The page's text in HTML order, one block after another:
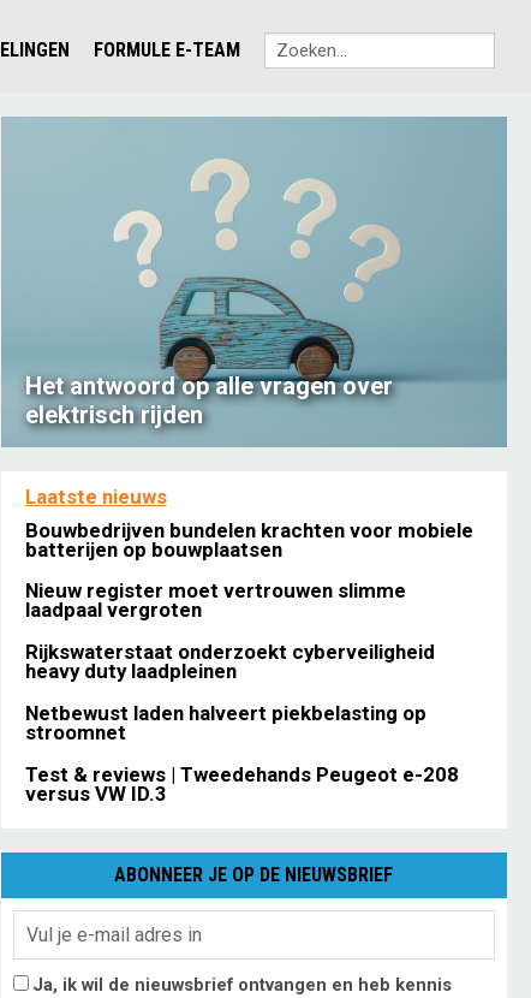
FORMULE E-TEAM
Het antwoord op alle vragen over
elektrisch rijden
Laatste nieuws
Bouwbedrijven bundelen krachten voor mobiele
batterijen op bouwplaatsen
Nieuw register moet vertrouwen slimme
laadpaal vergroten
Rijkswaterstaat onderzoekt cyberveiligheid
heavy duty laadpleinen
Netbewust laden halveert piekbelasting op
stroomnet
Test & reviews | Tweedehands Peugeot e-208
versus VW ID.3
ABONNEER JE OP DE NIEUWSBRIEF
Ja, ik wil de nieuwsbrief ontvangen en heb kennis